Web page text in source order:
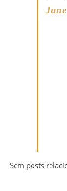
Sem posts